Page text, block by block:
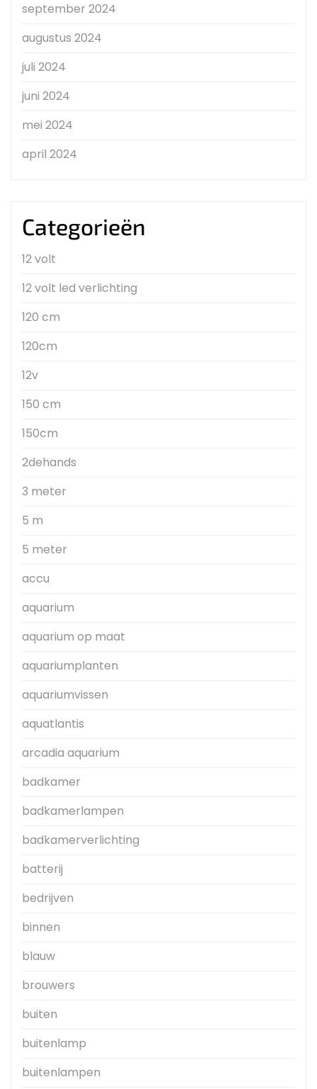
september 2024
augustus 2024
juli 2024
juni 2024
mei 2024
april 2024
Categorieën
12 volt
12 volt led verlichting
120 cm
120cm
12v
150 cm
150cm
2dehands
3 meter
5 m
5 meter
accu
aquarium
aquarium op maat
aquariumplanten
aquariumvissen
aquatlantis
arcadia aquarium
badkamer
badkamerlampen
badkamerverlichting
batterij
bedrijven
binnen
blauw
brouwers
buiten
buitenlamp
buitenlampen